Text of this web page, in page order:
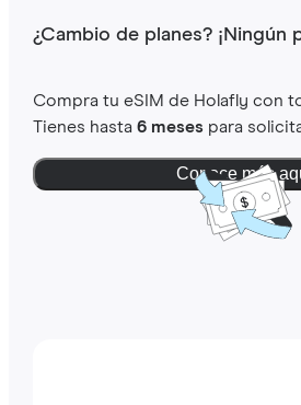
¿Cambio de planes? ¡Ningún
Compra tu eSIM de Holafly con
Tienes hasta 6 mesespara
Conoce más